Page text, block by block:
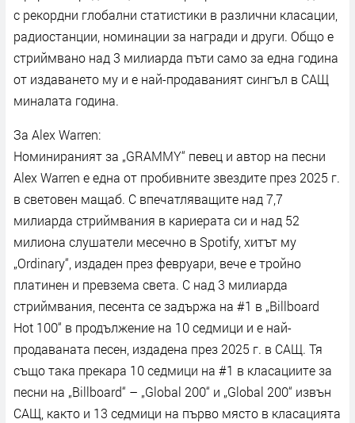
с рекордни глобални статистики в различни класации,
радиостанции, номинации за награди и други. Общо е
стриймвано над 3 милиарда пъти само за една година
от издаването му и е най-продаваният сингъл в САЩ
миналата година.
За Alex Warren:
Номинираният за „GRAMMY“ певец и автор на песни
Alex Warren е една от пробивните звездите през 2025 г.
в световен мащаб. С впечатляващите над 7,7
милиарда стриймвания в кариерата си и над 52
милиона слушатели месечно в Spotify, хитът му
„Ordinary“, издаден през февруари, вече е тройно
платинен и превзема света. С над 3 милиарда
стриймвания, песента се задържа на #1 в „Billboard
Hot 100“ в продължение на 10 седмици и е най-
продаваната песен, издадена през 2025 г. в САЩ. Тя
също така прекара 10 седмици на #1 в класациите за
песни на „Billboard“ – „Global 200“ и „Global 200“ извън
САЩ, както и 13 седмици на първо място в класацията